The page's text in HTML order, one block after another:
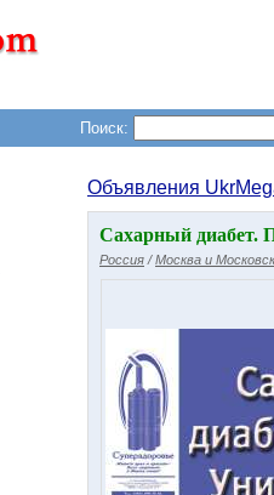
Поиск:
Объявления
Сахарный диабет.
Россия /Москва и